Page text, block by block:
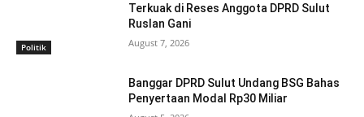
Politik
Terkuak di Reses Anggota DPRD Sulut
Ruslan Gani
August 7, 2026
Banggar DPRD Sulut Undang BSG Bahas
Penyertaan Modal Rp30 Miliar